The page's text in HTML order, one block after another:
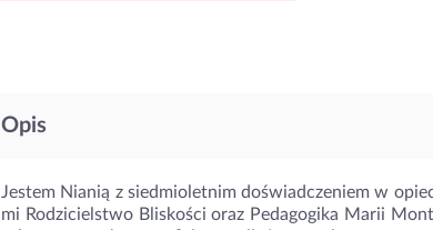
Opis
Jestem Nianią z siedmioletnim doświadczeniem w
mi Rodzicielstwo Bliskości oraz Pedagogika Marii